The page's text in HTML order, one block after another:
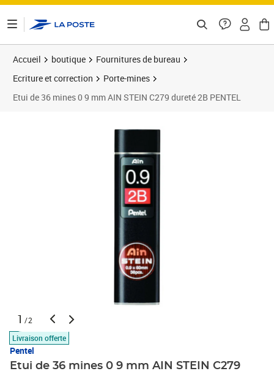
Accueil boutique
Fournitures de bureau
Ecriture et correction
Porte-mines
Etui de 36 mines 0 9 mm AIN STEIN C279 dureté 2B PENTEL
1 /2
Livraison offerte
Pentel
Etui de 36 mines 0 9 mm AIN STEIN C279